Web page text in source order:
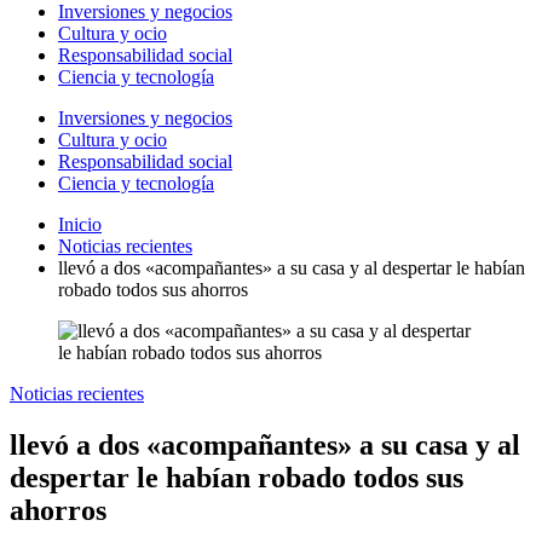
Inversiones y negocios
Cultura y ocio
Responsabilidad social
Ciencia y tecnología
Inversiones y negocios
Cultura y ocio
Responsabilidad social
Ciencia y tecnología
Inicio
Noticias recientes
llevó a dos «acompañantes» a su casa y al despertar le habían
robado todos sus ahorros
Noticias recientes
llevó a dos «acompañantes» a su casa y al
despertar le habían robado todos sus
ahorros